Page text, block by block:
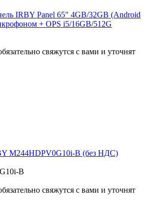
IRBY Panel 65" 4GB/32GB (Android
+ OPS i5/16GB/512G
свяжутся с вами и уточнят
M244HDPV0G10i-B (без НДС)
B
свяжутся с вами и уточнят